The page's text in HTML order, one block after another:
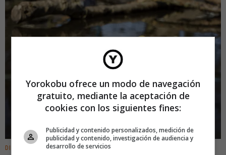
DIGITAL IDEAS
Yorokobu ofrece un modo de navegación
gratuito, mediante la aceptación de
cookies con los siguientes fines:
Publicidad y contenido personalizados, medición de
publicidad y contenido, investigación de audiencia y
desarrollo de servicios